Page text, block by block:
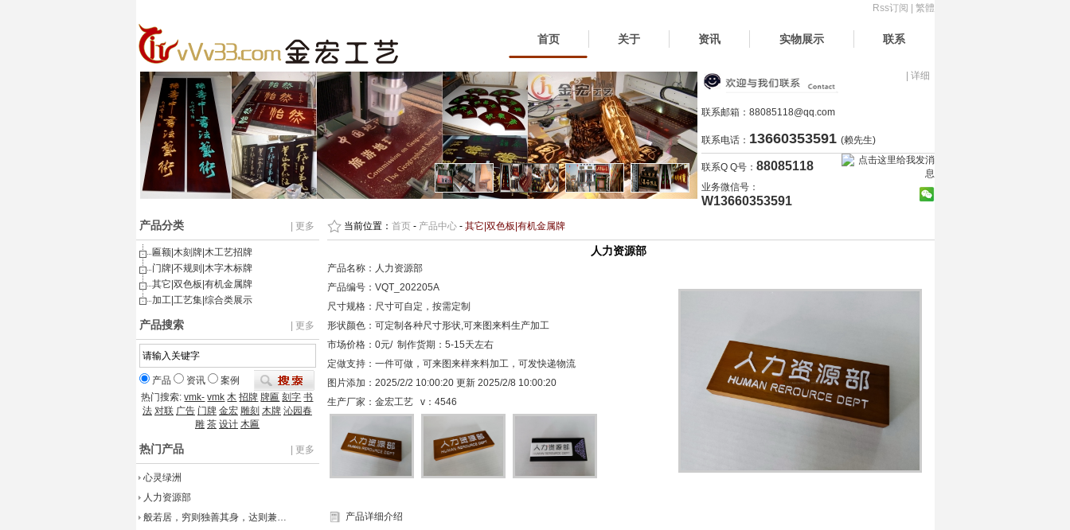
首页 关于 资讯 实物展示 联系
Rss订阅 繁體
| 详细
联系邮箱： 88085118@qq.com
联系电话： 13660353591 (赖先生)
联系Q Q号： 88085118
业务微信号：
W13660353591
产品分类 | 更多
匾额|木刻牌|木工艺招牌
门牌|不规则|木字木标牌
其它|双色板|有机金属牌
加工|工艺集|综合类展示
产品搜索 | 更多
产品 资讯
案例
热门搜索:vmk- vmk 木 招牌 牌匾 刻字 书
法 对联 广告 门牌 金宏 雕刻 木牌 沁园春
雕 茶 设计 木匾
热门产品 | 更多
心灵绿洲
人力资源部
般若居，穷则独善其身，达则兼…
当前位置： 首页- 产品中心- 其它|双色板|有机金属牌
人力资源部
产品名称：人力资源部
产品编号：VQT_202205A
尺寸规格：尺寸可自定，按需定制
形状颜色：可定制各种尺寸形状,可来图来料生产加工
市场价格：0元/ 制作货期：5-15天左右
定做支持：一件可做，可来图来样来料加工，可发快递物流
图片添加：2025/2/2 10:00:20 更新 2025/2/8 10:00:20
生产厂家：金宏工艺 v： 4546
产品详细介绍